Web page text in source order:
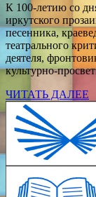
К 100-летию со
иркутского
песенника,
театрального
деятеля,
культурно-
ЧИТАТЬ ДАЛЕЕ